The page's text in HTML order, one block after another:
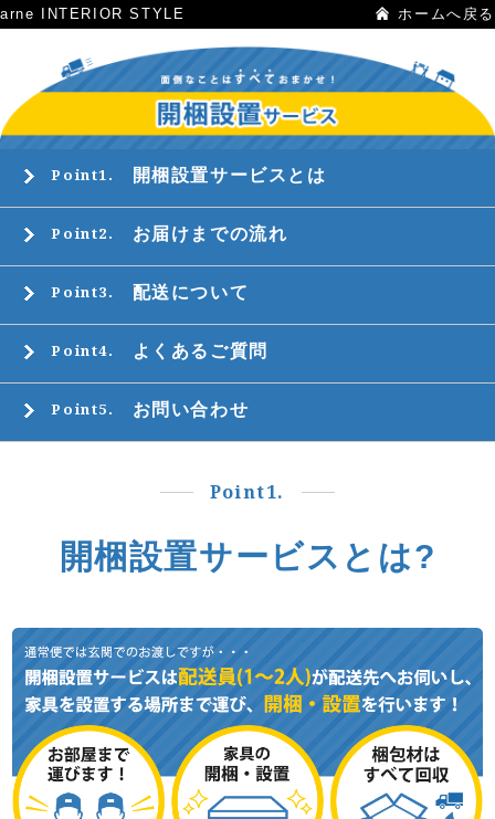
arne INTERIOR STYLE ホームへ戻る
Point1. 開梱設置サービスとは
Point2. お届けまでの流れ
Point3. 配送について
Point4. よくあるご質問
Point5. お問い合わせ
Point1.
開梱設置サービスとは?